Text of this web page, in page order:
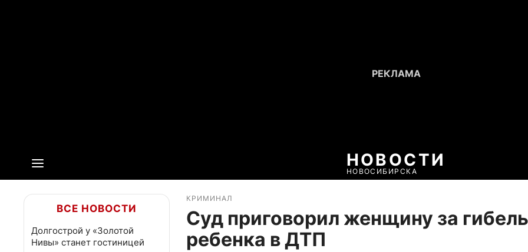
НОВОСТИ
НОВОСИБИРСКА
ВСЕ НОВОСТИ
Долгострой у «Золотой
Нивы» станет гостиницей
КРИМИНАЛ
Суд приговорил женщину за гибель
ребенка в ДТП